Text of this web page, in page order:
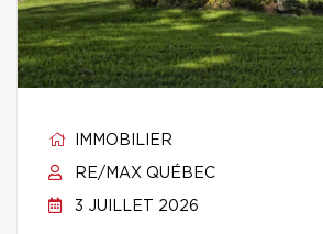
IMMOBILIER
RE/MAX QUÉBEC
3 JUILLET 2026